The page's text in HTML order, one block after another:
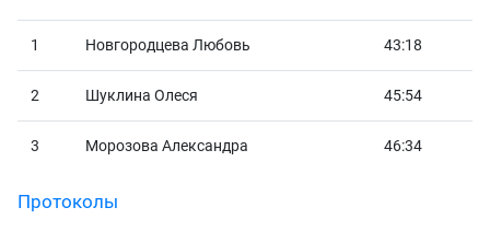
1 Новгородцева Любовь 43:18
2 Шуклина Олеся 45:54
3 Морозова Александра 46:34
Протоколы